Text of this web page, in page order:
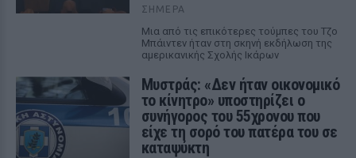
ΣΉΜΕΡΑ
Μια από τις επικότερες τούμπες του Τζο
Μπάιντεν ήταν στη σκηνή εκδήλωση της
αμερικανικής Σχολής Ικάρων
Μυστράς: «Δεν ήταν οικονομικό
το κίνητρο» υποστηρίζει ο
συνήγορος του 55χρονου που
είχε τη σορό του πατέρα του σε
καταψύκτη